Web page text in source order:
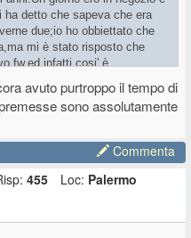
ha detto che sapeva che era
due;io ho obbiettato che
mi è stato risposto che
fw,ed infatti cosi' è
la tastiera sta'
avuto purtroppo il tempo di
sono assolutamente
Commenta
455 Loc: Palermo